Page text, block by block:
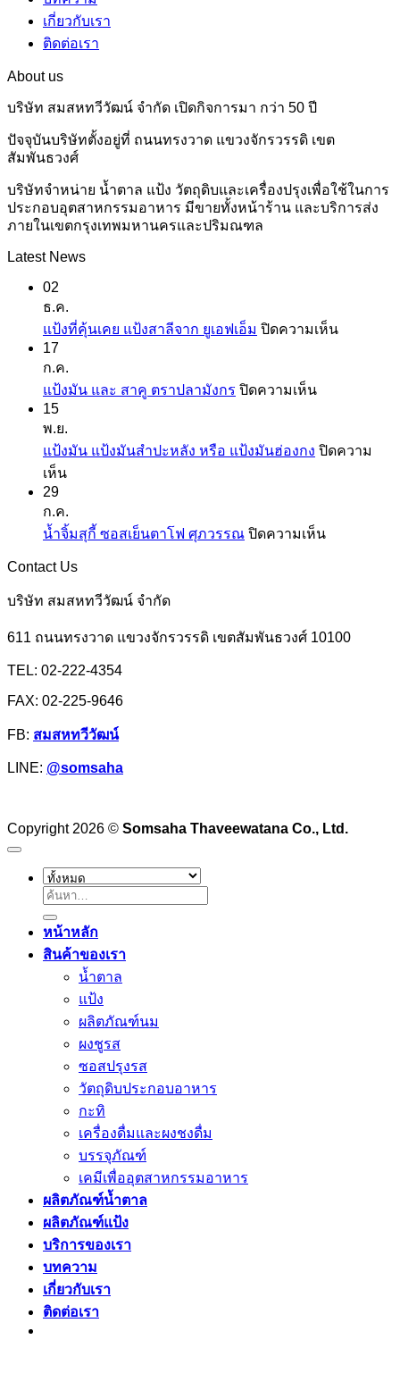
เกี่ยวกับเรา
ติดต่อเรา
About us
บริษัท สมสหทวีวัฒน์ จำกัด เปิดกิจการมา กว่า 50 ปี
ปัจจุบันบริษัทตั้งอยู่ที่ ถนนทรงวาด แขวงจักรวรรดิ เขต
สัมพันธวงศ์
บริษัทจำหน่าย น้ำตาล แป้ง วัตถุดิบและเครื่องปรุงเพื่อใช้ในการ
ประกอบอุตสาหกรรมอาหาร มีขายทั้งหน้าร้าน และบริการส่ง
ภายในเขตกรุงเทพมหานครและปริมณฑล
Latest News
02
ธ.ค.
แป้งที่คุ้นเคย แป้งสาลีจาก ยูเอฟเอ็ม ปิดความเห็นบน
17
ก.ค.
แป้งมัน และ สาคู ตราปลามังกร ปิดความเห็นบน
และ
15
พ.ย.
แป้งมัน แป้งมันสำปะหลัง หรือ แป้งมันฮ่องกง ปิดความ
เห็นบน
มัน
แป้ง
มัน
หรือ
ฮ่องกง
29
ก.ค.
น้ำจิ้มสุกี้ ซอสเย็นตาโฟ ศุภวรรณ ปิดความเห็นบน
ซอส
Contact Us
บริษัท สมสหทวีวัฒน์ จำกัด
611 ถนนทรงวาด แขวงจักรวรรดิ เขตสัมพันธวงศ์ 10100
TEL: 02-222-4354
FAX: 02-225-9646
FB: สมสหทวีวัฒน์
LINE: @somsaha
Copyright 2026 © Somsaha Thaveewatana Co., Ltd.
ค้นหา:
หน้าหลัก
สินค้าของเรา
น้ำตาล
แป้ง
ผลิตภัณฑ์นม
ผงชูรส
ซอสปรุงรส
วัตถุดิบประกอบอาหาร
กะทิ
เครื่องดื่มและผงชงดื่ม
บรรจุภัณฑ์
เคมีเพื่ออุตสาหกรรมอาหาร
ผลิตภัณฑ์น้ำตาล
ผลิตภัณฑ์แป้ง
บริการของเรา
บทความ
เกี่ยวกับเรา
ติดต่อเรา